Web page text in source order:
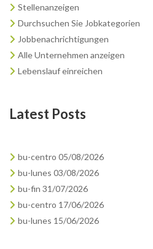
Stellenanzeigen
Durchsuchen Sie Jobkategorien
Jobbenachrichtigungen
Alle Unternehmen anzeigen
Lebenslauf einreichen
Latest Posts
bu-centro 05/08/2026
bu-lunes 03/08/2026
bu-fin 31/07/2026
bu-centro 17/06/2026
bu-lunes 15/06/2026